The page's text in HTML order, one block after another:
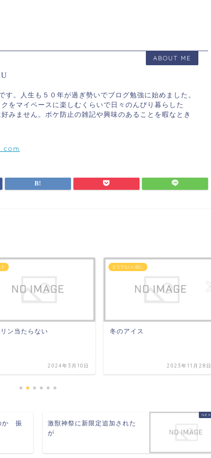
ABOUT ME
す。人生も５０年が過ぎ勢いでブログ勉強に始めました。
をマイペースに楽しむくらいで日々のんびり暮らした
みません。ボケ防止の雑記や興味のあることを暇なとき
ン当たらない
2024年3月10日
どうでもいい話し
冬のアイス
2023年11月28日
か 振
激獣神祭に新限定追加された
が